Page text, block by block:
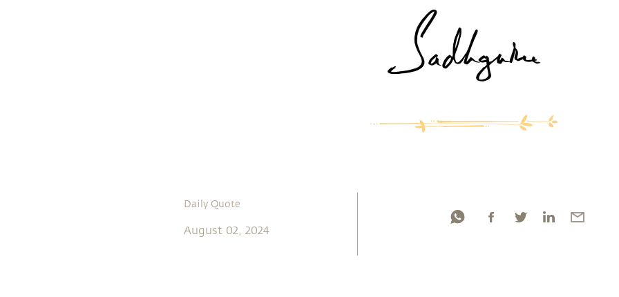
Daily Quote
August 02, 2024